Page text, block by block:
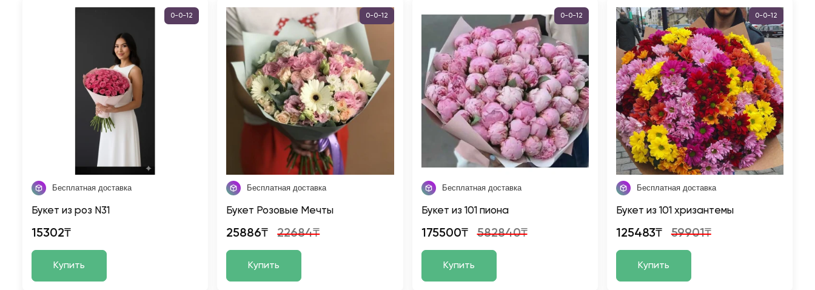
0-0-12
Бесплатная доставка
Букет из роз N31
15302₸
Купить
0-0-12
Бесплатная доставка
Букет Розовые Мечты
25886₸ 22684₸
Купить
0-0-12
Бесплатная доставка
Букет из 101 пиона
175500₸ 582840₸
Купить
0-0-12
Бесплатная доставка
Букет из 101 хризантемы
125483₸ 59901₸
Купить